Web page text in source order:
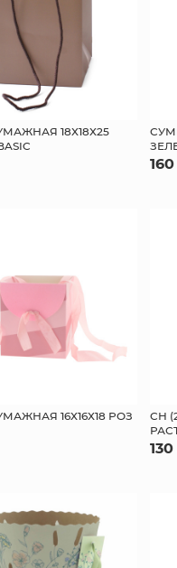
18Х18Х25
16Х16Х18 РОЗ
СН